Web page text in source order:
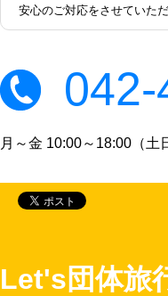
安心のご対応をさせていただ
月～金 10:00～18:00（土
Let's団体旅